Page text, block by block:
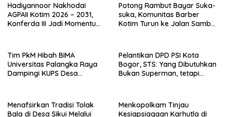
Hadiyannoor Nakhodai
AGPAII Kotim 2026 – 2031,
Konferda III Jadi Momentum
Potong Rambut Bayar Suka-
suka, Komunitas Barber
Kotim Turun ke Jalan Sambut
Tim PkM Hibah BIMA
Universitas Palangka Raya
Dampingi KUPS Desa
Pelantikan DPD PSI Kota
Bogor, STS: Yang Dibutuhkan
Bukan Superman, tetapi
Menafsirkan Tradisi Tolak
Bala di Desa Sikui Melalui
Menkopolkam Tinjau
Kesiapsiagaan Karhutla di